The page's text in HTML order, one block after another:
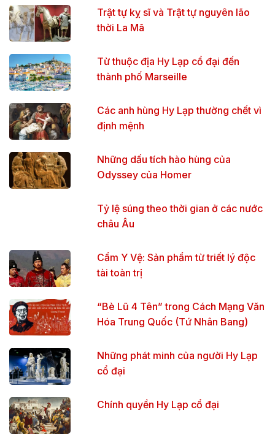
Trật tự kỵ sĩ và Trật tự nguyên lão
thời La Mã
Từ thuộc địa Hy Lạp cổ đại đến
thành phố Marseille
Các anh hùng Hy Lạp thường chết vì
định mệnh
Những dấu tích hào hùng của
Odyssey của Homer
Tỷ lệ súng theo thời gian ở các nước
châu Âu
Cẩm Y Vệ: Sản phẩm từ triết lý độc
tài toàn trị
“Bè Lũ 4 Tên” trong Cách Mạng Văn
Hóa Trung Quốc (Tứ Nhân Bang)
Những phát minh của người Hy Lạp
cổ đại
Chính quyền Hy Lạp cổ đại